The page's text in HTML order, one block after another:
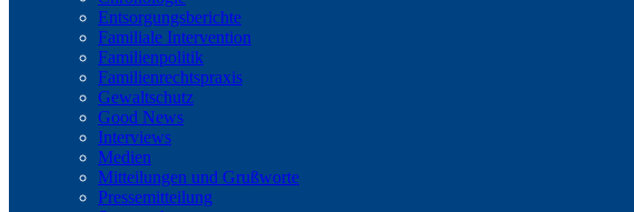
Entsorgungsberichte
Familiale Intervention
Familienpolitik
Familienrechtspraxis
Gewaltschutz
Good News
Interviews
Medien
Mitteilungen und Grußworte
Pressemitteilung